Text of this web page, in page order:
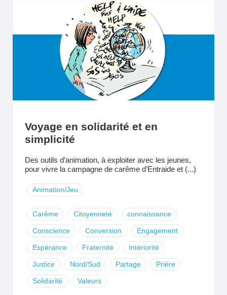
Voyage en solidarité et en
simplicité
Des outils d’animation, à exploiter avec les jeunes,
pour vivre la campagne de carême d’Entraide et (...)
Animation/Jeu
Carême Citoyenneté connaissance
Conscience Conversion Engagement
Espérance Fraternité Intériorité
Justice Nord/Sud Partage Prière
Solidarité Valeurs